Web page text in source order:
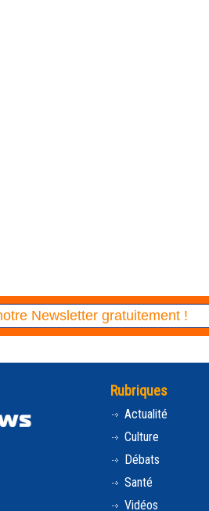
Rubriques
Actualité
Culture
Débats
Santé
Vidéos